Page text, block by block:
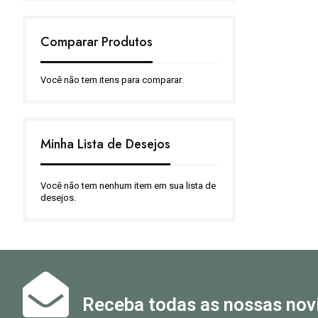
Comparar Produtos
Você não tem itens para comparar.
Minha Lista de Desejos
Você não tem nenhum item em sua lista de
desejos.
Receba todas as nossas